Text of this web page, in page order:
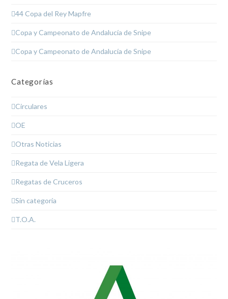
44 Copa del Rey Mapfre
Copa y Campeonato de Andalucía de Snipe
Copa y Campeonato de Andalucía de Snipe
Categorías
Circulares
OE
Otras Noticias
Regata de Vela Ligera
Regatas de Cruceros
Sin categoría
T.O.A.